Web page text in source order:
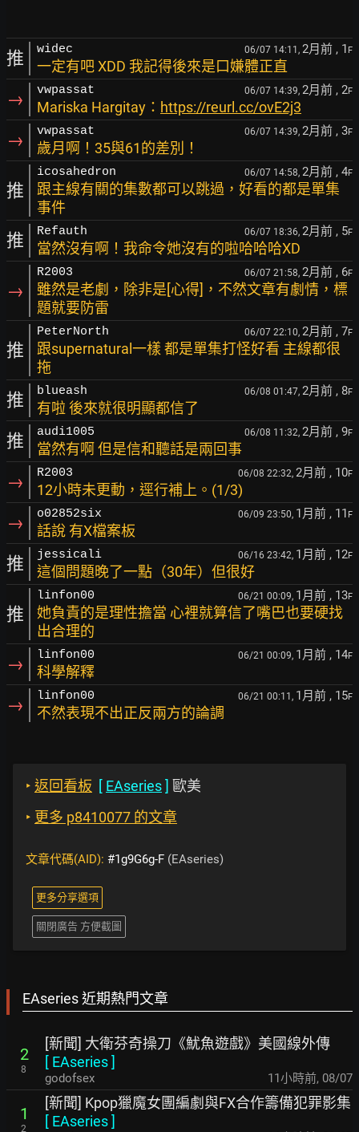
推 widec 06/07 14:11, 2月前 , 1 F
一定有吧 XDD 我記得後來是口嫌體正直
→ vwpassat 06/07 14:39, 2月前 , 2F
Mariska Hargitay： https://reurl.cc/ovE2j3
→ vwpassat 06/07 14:39, 2月前 , 3F
歲月啊！35與61的差別！
推
icosahedron 06/07 14:58, 2月前 , 4F
跟主線有關的集數都可以跳過，好看的都是單集
事件
推 Refauth 06/07 18:36, 2月前 , 5F
當然沒有啊！我命令她沒有的啦哈哈哈XD
→
R2003 06/07 21:58, 2月前 , 6F
雖然是老劇，除非是[心得]，不然文章有劇情，標
題就要防雷
推
PeterNorth 06/07 22:10, 2月前 , 7F
跟supernatural一樣 都是單集打怪好看 主線都很
拖
推 blueash 06/08 01:47, 2月前 , 8F
有啦 後來就很明顯都信了
推 audi1005 06/08 11:32, 2月前 , 9F
當然有啊 但是信和聽話是兩回事
→ R2003 06/08 22:32, 2月前 , 10F
12小時未更動，逕行補上。(1/3)
→ o02852six 06/09 23:50, 1月前 , 11 F
話說 有X檔案板
推 jessicali 06/16 23:42, 1月前 , 12F
這個問題晚了一點（30年）但很好
推
linfon00 06/21 00:09, 1月前 , 13F
她負責的是理性擔當 心裡就算信了嘴巴也要硬找
出合理的
→ linfon00 06/21 00:09, 1月前 , 14F
科學解釋
→ linfon00 06/21 00:11, 1月前 , 15F
不然表現不出正反兩方的論調
‣ 返回看板 [ EAseries] 歐美
‣ 更多 p8410077 的文章
文章代碼(AID): #1g9G6g-F (EAseries)
更多分享選項
關閉廣告 方便截圖
EAseries 近期熱門文章
2
8
[新聞] 大衛芬奇操刀《魷魚遊戲》美國線外傳
[ EAseries]
godofsex 11小時前, 08/07
1
2
[新聞] Kpop獵魔女團編劇與FX合作籌備犯罪影集
[ EAseries]